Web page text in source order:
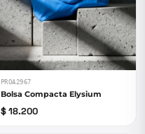
PROA2967
Bolsa Compacta Elysium
$ 18.200